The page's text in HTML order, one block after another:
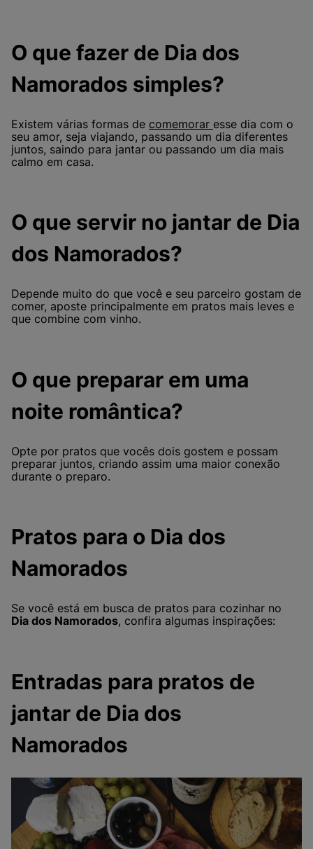
O que fazer de Dia dos
Namorados simples?
Existem várias formas de comemorar esse dia com o
seu amor, seja viajando, passando um dia diferentes
juntos, saindo para jantar ou passando um dia mais
calmo em casa.
O que servir no jantar de Dia
dos Namorados?
Depende muito do que você e seu parceiro gostam de
comer, aposte principalmente em pratos mais leves e
que combine com vinho.
O que preparar em uma
noite romântica?
Opte por pratos que vocês dois gostem e possam
preparar juntos, criando assim uma maior conexão
durante o preparo.
Pratos para o Dia dos
Namorados
Se você está em busca de pratos para cozinhar no
Dia dos Namorados, confira algumas inspirações:
Entradas para pratos de
jantar de Dia dos
Namorados